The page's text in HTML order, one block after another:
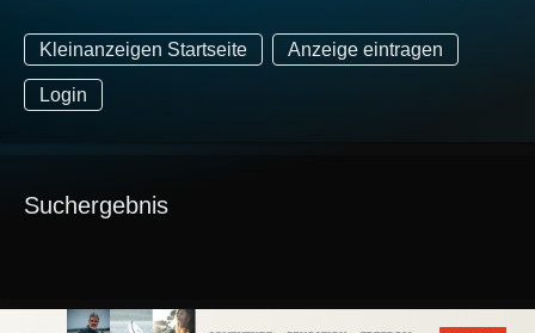
Kleinanzeigen Startseite Anzeige eintragen
Login
Suchergebnis